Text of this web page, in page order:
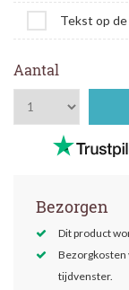
Tekst op
Aantal
Bezorgen
Dit product
Bezorgkosten
tijdvenster.